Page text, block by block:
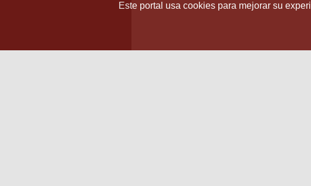
Este portal usa cookies para mejorar su